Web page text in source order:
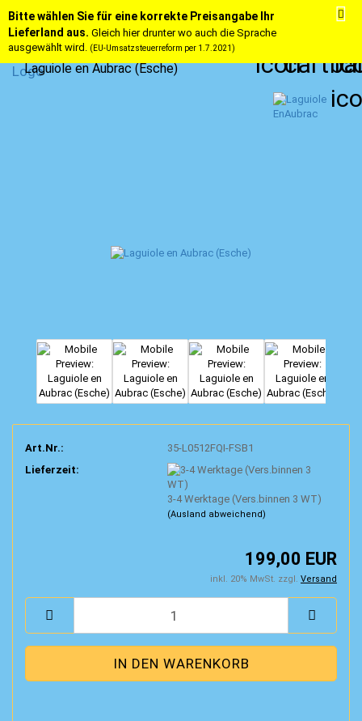
Bitte wählen Sie für eine korrekte Preisangabe Ihr
Lieferland aus. Gleich hier drunter wo auch die Sprache
ausgewählt wird. (EU-Umsatzsteuerreform per 1.7.2021)
Laguiole en Aubrac (Esche)
Art.Nr.:
35-L0512FQI-FSB1
Lieferzeit:
3-4 Werktage (Vers.binnen 3 WT)
(Ausland abweichend)
199,00 EUR
inkl. 20% MwSt. zzgl. Versand